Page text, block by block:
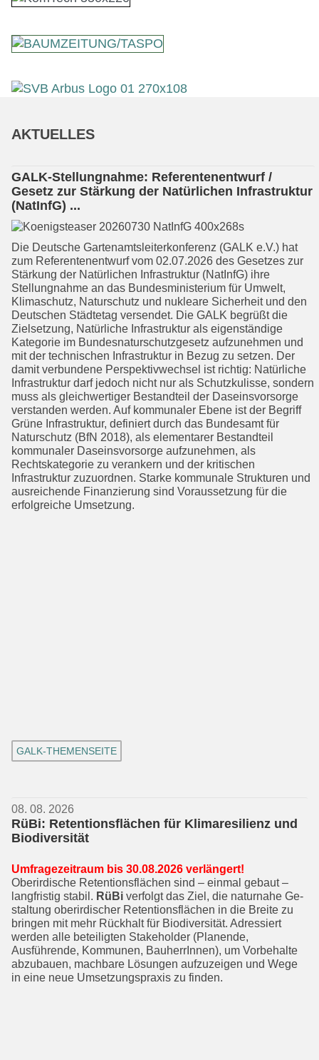
AKTUELLES
GALK-Stellungnahme: Referentenentwurf /
Gesetz zur Stärkung der Natürlichen Infrastruktur
(NatInfG) ...
Die Deutsche Gartenamtsleiterkonfe­renz (GALK e.V.) hat
zum Referenten­entwurf vom 02.07.2026 des Gesetzes zur
Stärkung der Natürlichen Infra­struk­tur (NatInfG) ihre
Stellungnahme an das Bundesministerium für Umwelt,
Klima­schutz, Naturschutz und nukleare Sicherheit und den
Deutschen Städte­tag versendet. Die GALK begrüßt die
Zielsetzung, Natürliche Infrastruktur als eigenständige
Kategorie im Bundesna­tur­schutzgesetz aufzunehmen und
mit der technischen Infrastruktur in Bezug zu setzen. Der
damit verbundene Perspektivwechsel ist richtig: Natürliche
Infrastruktur darf jedoch nicht nur als Schutzkulisse, sondern
muss als gleichwertiger Bestandteil der Daseinsvorsorge
verstanden werden. Auf kommunaler Ebene ist der Begriff
Grüne Infrastruktur, definiert durch das Bundesamt für
Naturschutz (BfN 2018), als elemen­tarer Bestandteil
kommunaler Daseinsvorsorge aufzunehmen, als
Rechtskategorie zu verankern und der kritischen
Infrastruktur zuzuordnen. Starke kommunale Strukturen und
ausreichende Finanzierung sind Voraussetzung für die
erfolgreiche Umsetzung.
GALK-THEMENSEITE
08. 08. 2026
RüBi: Retentionsflächen für Klimaresilienz und
Biodiversität
Umfragezeitraum bis 30.08.2026 ver­längert!
Oberirdische Retentionsflächen sind – einmal gebaut –
langfristig stabil. RüBi verfolgt das Ziel, die naturnahe Ge­
staltung oberirdischer Retentionsflächen in die Breite zu
bringen mit mehr Rück­halt für Biodiversität. Adressiert
werden alle beteiligten Stakeholder (Planende,
Ausführende, Kommunen, BauherrIn­nen), um Vorbehalte
abzubauen, mach­bare Lösungen aufzuzeigen und Wege
in eine neue Umsetzungspraxis zu finden.